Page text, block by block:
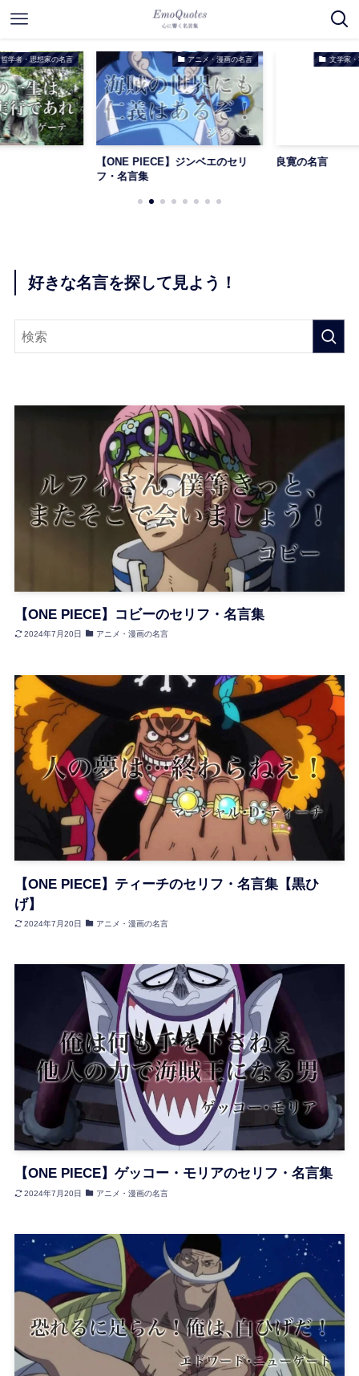
哲学者・思想家の名言 アニメ・漫画の名言
【ONE PIECE】ジンベエのセリ
フ・名言集
文学家
良寛の名言
好きな名言を探して見よう！
【ONE PIECE】コビーのセリフ・名言集
2024年7月20日 アニメ・漫画の名言
【ONE PIECE】ティーチのセリフ・名言集【黒ひ
げ】
2024年7月20日 アニメ・漫画の名言
【ONE PIECE】ゲッコー・モリアのセリフ・名言集
2024年7月20日 アニメ・漫画の名言